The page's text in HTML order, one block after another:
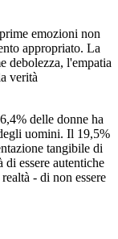
emozioni non
appropriato. La
debolezza, l'empatia
verità
delle donne ha
uomini. Il 19,5%
tangibile di
essere autentiche
- di non essere